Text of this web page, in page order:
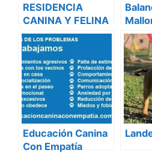
RESIDENCIA
CANINA Y FELINA
ALAIOR.
BOARDING
KENNELS &
CATTERY ALAIOR.
ESCUELA DE
ADIESTRAMIENTO
CANINO . DOG
TRAINING
SCHOOL
Educación Canina
Con Empatía